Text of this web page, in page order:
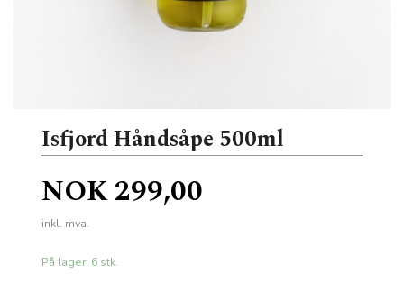
Isfjord Håndsåpe 500ml
Pris
NOK299,00
inkl. mva.
På lager: 6 stk.